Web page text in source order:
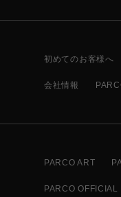
初めてのお客様へ
会社情報
PARCO ART
PARCO OFFICIAL